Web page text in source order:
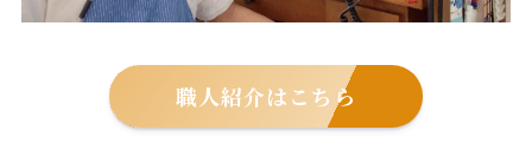
職人紹介はこちら